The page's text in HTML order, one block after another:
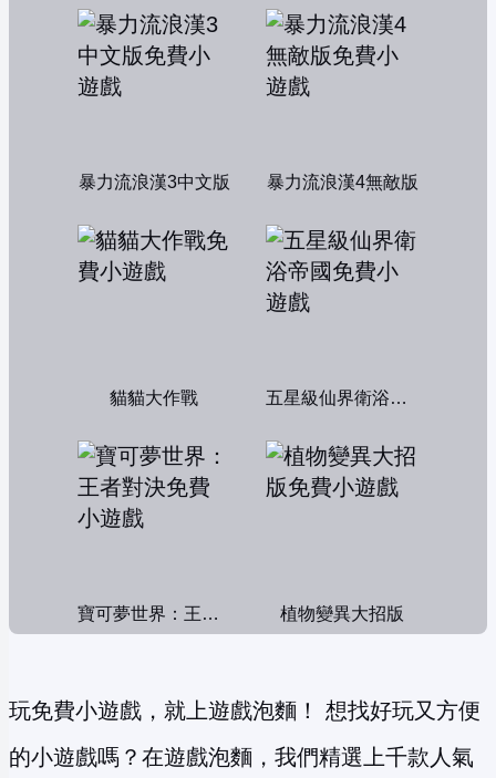
暴力流浪漢3中文版 暴力流浪漢4無敵版
貓貓大作戰 五星級仙界衛浴帝國
寶可夢世界：王者對決 植物變異大招版
玩免費小遊戲，就上遊戲泡麵！ 想找好玩又方便
的小遊戲嗎？在遊戲泡麵，我們精選上千款人氣